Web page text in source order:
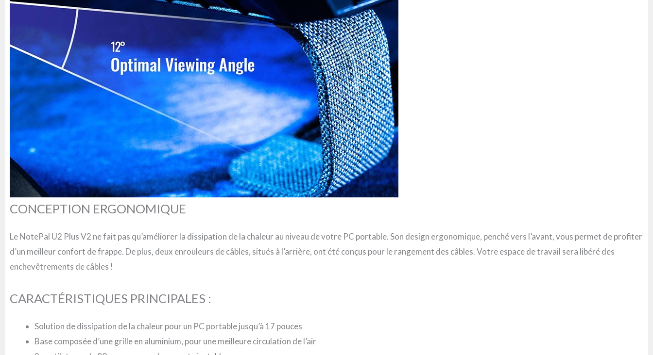
CONCEPTION ERGONOMIQUE
Le NotePal U2 Plus V2 ne fait pas qu’améliorer la dissipation de la chaleur au niveau de votre PC portable. Son design ergonomique, penché vers l’avant, vous permet de profiter
d’un meilleur confort de frappe. De plus, deux enrouleurs de câbles, situés à l’arrière, ont été conçus pour le rangement des câbles. Votre espace de travail sera libéré des
enchevêtrements de câbles !
CARACTÉRISTIQUES PRINCIPALES :
Solution de dissipation de la chaleur pour un PC portable jusqu’à 17 pouces
Base composée d’une grille en aluminium, pour une meilleure circulation de l’air